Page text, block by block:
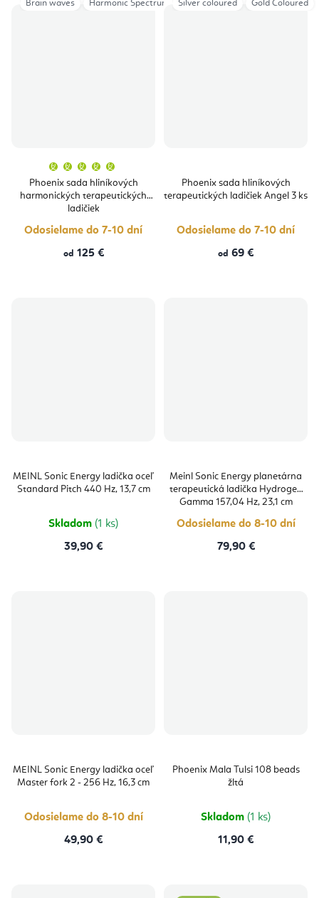
Phoenix sada hliníkových
harmonických terapeutických
ladičiek
produktu
je
5,0
hviezdičiek.
Odosielame do 7-10 dní
od 125 €
Brain waves Harmonic Spectrum
Phoenix sada hliníkových
terapeutických ladičiek Angel 3 ks
Odosielame do 7-10 dní
od 69 €
Silver coloured Gold Coloured
MEINL Sonic Energy ladička oceľ
Standard Pitch 440 Hz, 13,7 cm
Skladom (1 ks)
39,90 €
Meinl Sonic Energy planetárna
terapeutická ladička Hydrogen
Gamma 157,04 Hz, 23,1 cm
Odosielame do 8-10 dní
79,90 €
MEINL Sonic Energy ladička oceľ
Master fork 2 - 256 Hz, 16,3 cm
Odosielame do 8-10 dní
49,90 €
Phoenix Mala Tulsi 108 beads
žltá
Skladom (1 ks)
11,90 €